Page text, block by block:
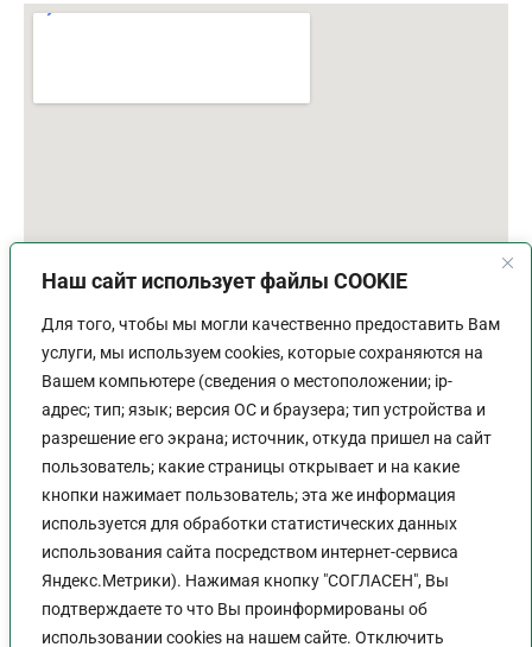
Наш сайт использует файлы COOKIE
Для того, чтобы мы могли качественно предоставить Вам
услуги, мы используем cookies, которые сохраняются на
Вашем компьютере (сведения о местоположении; ip-
адрес; тип; язык; версия ОС и браузера; тип устройства и
разрешение его экрана; источник, откуда пришел на сайт
пользователь; какие страницы открывает и на какие
кнопки нажимает пользователь; эта же информация
используется для обработки статистических данных
использования сайта посредством интернет-сервиса
Яндекс.Метрики). Нажимая кнопку "СОГЛАСЕН", Вы
подтверждаете то что Вы проинформированы об
использовании cookies на нашем сайте. Отключить
График работы
Пн-Пт:9:00 - 18:00
Перерыв:13:00 - 14:00
Выходной:Сб - Вс